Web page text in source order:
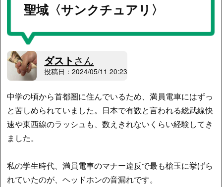
聖域〈サンクチュアリ〉
ダストさん
投稿日：2024/05/11 20:23
中学の頃から首都圏に住んでいるため、満員電車にはずっ
と苦しめられていました。日本で有数と言われる総武線快
速や東西線のラッシュも、数えきれないくらい経験してき
ました。
私の学生時代、満員電車のマナー違反で最も槍玉に挙げら
れていたのが、ヘッドホンの音漏れです。